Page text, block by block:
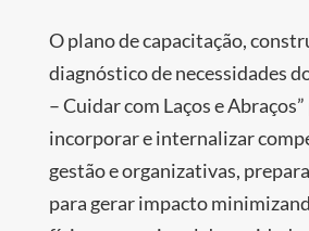
O plano de capacitação,
diagnóstico de necessidades
– Cuidar com Laços e
incorporar e internalizar
gestão e organizativas,
para gerar impacto